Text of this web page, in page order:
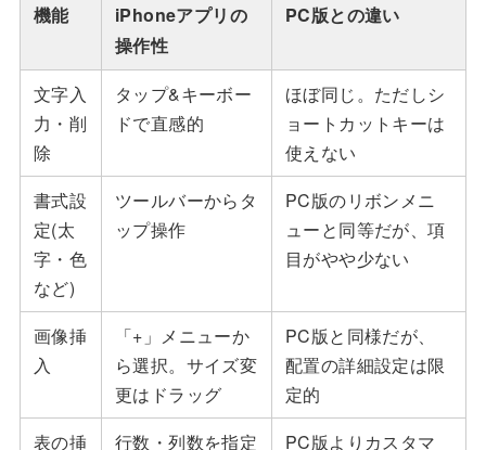
機能
iPhoneアプリの
操作性
PC版との違い
文字入
力・削
除
タップ&キーボー
ドで直感的
ほぼ同じ。ただしシ
ョートカットキーは
使えない
書式設
定(太
字・色
など)
ツールバーからタ
ップ操作
PC版のリボンメニ
ューと同等だが、項
目がやや少ない
画像挿
入
「+」メニューか
ら選択。サイズ変
更はドラッグ
PC版と同様だが、
配置の詳細設定は限
定的
表の挿
行数・列数を指定
PC版よりカスタマ